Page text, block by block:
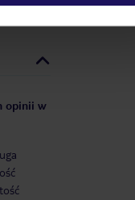
opinii w